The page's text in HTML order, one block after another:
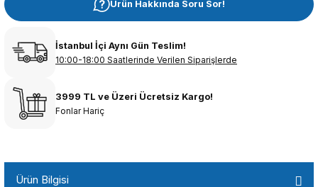
Ürün Hakkında Soru Sor!
İstanbul İçi Aynı Gün Teslim!
10:00-18:00 Saatlerinde Verilen Siparişlerde
3999 TL ve Üzeri Ücretsiz Kargo!
Fonlar Hariç
Ürün Bilgisi